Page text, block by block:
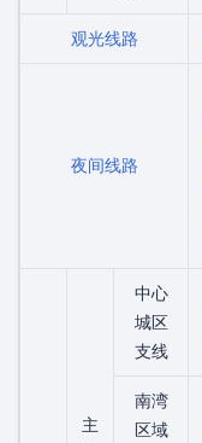
观光线路
夜间线路
主
中心
城区
支线
南湾
区域